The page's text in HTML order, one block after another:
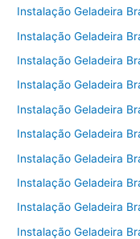
Instalação Geladeira
Instalação Geladeira
Instalação Geladeira
Instalação Geladeira
Instalação Geladeira
Instalação Geladeira
Instalação Geladeira
Instalação Geladeira
Instalação Geladeira
Instalação Geladeira